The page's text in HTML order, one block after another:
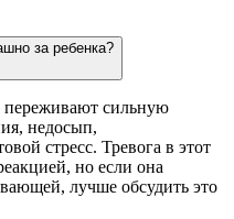
за ребенка?
переживают сильную
недосып,
стресс. Тревога в этот
но если она
лучше обсудить это